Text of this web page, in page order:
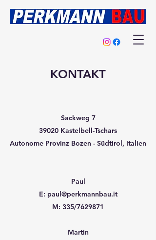
KONTAKT
Sackweg 7
39020 Kastelbell-Tschars
Autonome Provinz Bozen - Südtirol, Italien
Paul
E: paul@perkmannbau.it
M: 335/7629871
Martin